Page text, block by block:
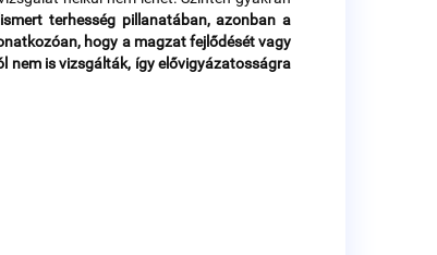
terhesség pillanatában, azonban a
hogy a magzat fejlődését vagy
nem is vizsgálták, így elővigyázatosságra